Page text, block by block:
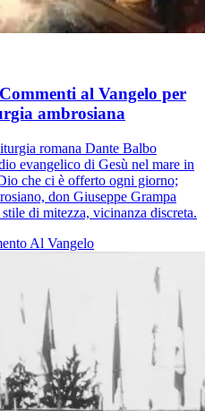
al Vangelo per
ambrosiana
romana Dante Balbo
evangelico di Gesù nel mare in
che ci è offerto ogni giorno;
don Giuseppe Grampa
di mitezza, vicinanza discreta.
Al Vangelo